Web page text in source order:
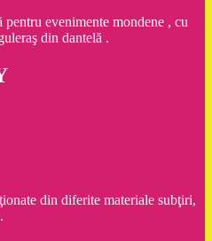
pentru evenimente mondene , cu
din dantelă .
din diferite materiale subţiri,